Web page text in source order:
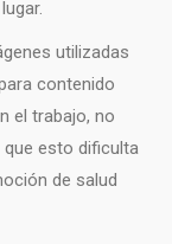
utilizadas
contenido
el trabajo, no
esto dificulta
de salud